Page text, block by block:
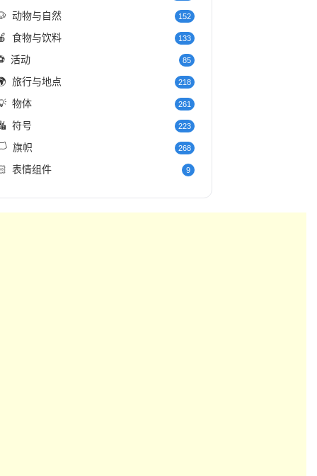
动物与自然 152
食物与饮料 133
活动 85
旅行与地点 218
物体 261
符号 223
旗帜 268
表情组件 9